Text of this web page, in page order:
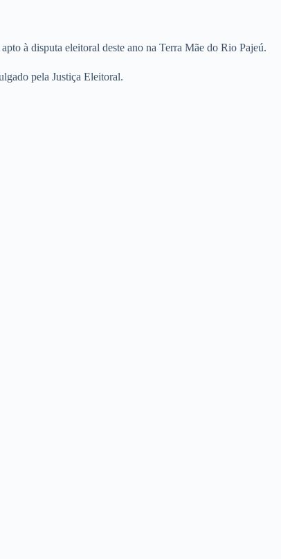
à disputa eleitoral deste ano na Terra Mãe do Rio Pajeú.
pela Justiça Eleitoral.